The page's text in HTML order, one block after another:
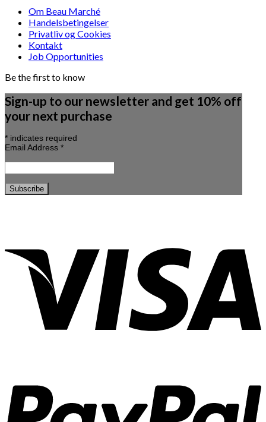
Om Beau Marché
Handelsbetingelser
Privatliv og Cookies
Kontakt
Job Opportunities
Be the first to know
Sign-up to our newsletter and get 10% off
your next purchase
* indicates required
Email Address *